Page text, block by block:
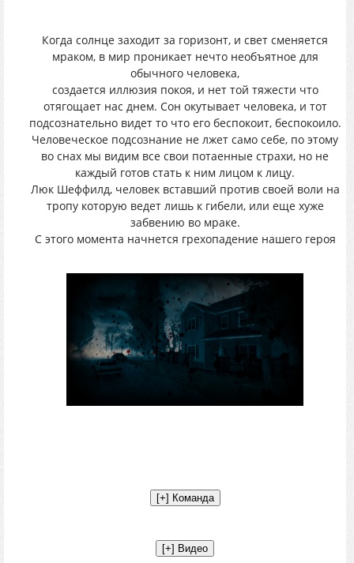
Когда солнце заходит за горизонт, и свет сменяется
мраком, в мир проникает нечто необъятное для
обычного человека,
создается иллюзия покоя, и нет той тяжести что
отягощает нас днем. Сон окутывает человека, и тот
подсознательно видет то что его беспокоит, беспокоило.
Человеческое подсознание не лжет само себе, по этому
во снах мы видим все свои потаенные страхи, но не
каждый готов стать к ним лицом к лицу.
Люк Шеффилд, человек вставший против своей воли на
тропу которую ведет лишь к гибели, или еще хуже
забвению во мраке.
С этого момента начнется грехопадение нашего героя